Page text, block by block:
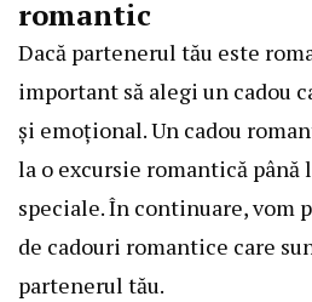
romantic
Dacă partenerul tău este
important să alegi un cadou
și emoțional. Un cadou
la o excursie romantică
speciale. În continuare, vom
de cadouri romantice care
partenerul tău.